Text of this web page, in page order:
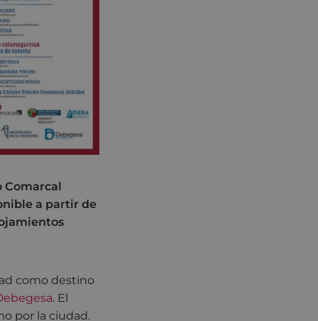
Comarcal
a partir de
como destino
. El
por la ciudad.